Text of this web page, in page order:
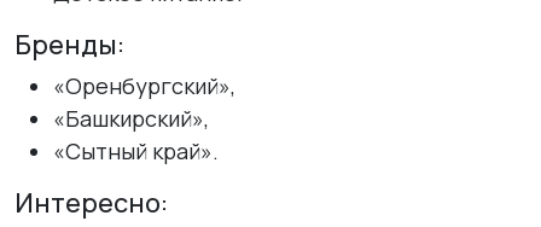
Бренды:
«Оренбургский»,
«Башкирский»,
«Сытный край».
Интересно: